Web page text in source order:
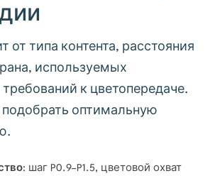
от типа контента, расстояния
используемых
к цветопередаче.
оптимальную
: шаг P0.9–P1.5, цветовой охват